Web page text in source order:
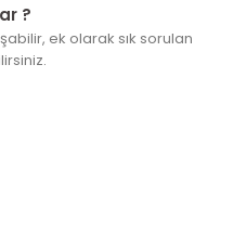
?
ek olarak sık sorulan